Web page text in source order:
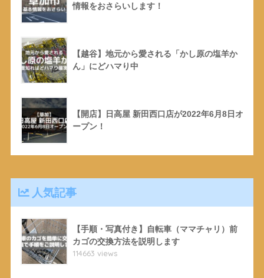
情報をおさらいします！
【越谷】地元から愛される「かし原の塩羊か
ん」にどハマり中
【開店】日高屋 新田西口店が2022年6月8日オ
ープン！
人気記事
【手順・写真付き】自転車（ママチャリ）前
カゴの交換方法を説明します
114663 views